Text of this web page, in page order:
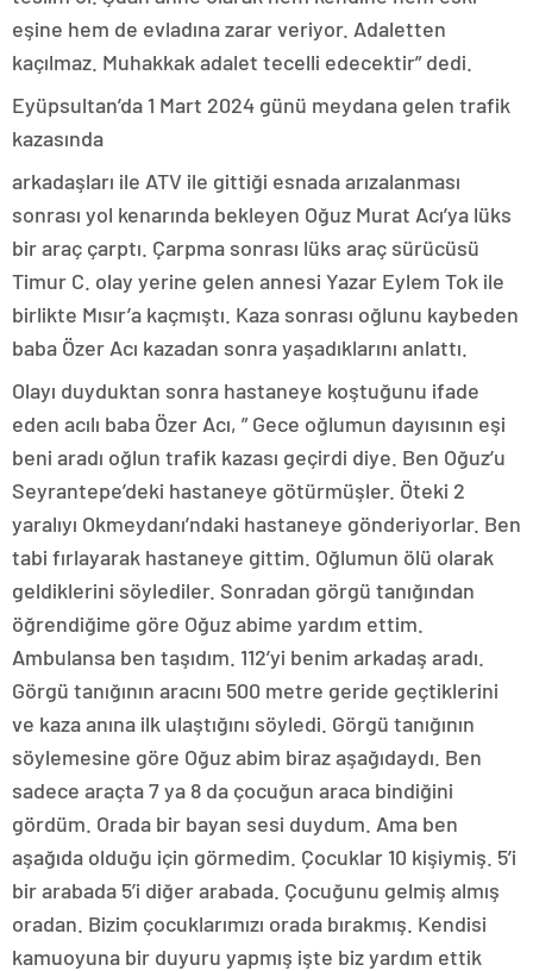
eşine hem de evladına zarar veriyor. Adaletten
kaçılmaz. Muhakkak adalet tecelli edecektir” dedi.
Eyüpsultan’da 1 Mart 2024 günü meydana gelen trafik
kazasında
arkadaşları ile ATV ile gittiği esnada arızalanması
sonrası yol kenarında bekleyen Oğuz Murat Acı’ya lüks
bir araç çarptı. Çarpma sonrası lüks araç sürücüsü
Timur C. olay yerine gelen annesi Yazar Eylem Tok ile
birlikte Mısır’a kaçmıştı. Kaza sonrası oğlunu kaybeden
baba Özer Acı kazadan sonra yaşadıklarını anlattı.
Olayı duyduktan sonra hastaneye koştuğunu ifade
eden acılı baba Özer Acı, ” Gece oğlumun dayısının eşi
beni aradı oğlun trafik kazası geçirdi diye. Ben Oğuz’u
Seyrantepe’deki hastaneye götürmüşler. Öteki 2
yaralıyı Okmeydanı’ndaki hastaneye gönderiyorlar. Ben
tabi fırlayarak hastaneye gittim. Oğlumun ölü olarak
geldiklerini söylediler. Sonradan görgü tanığından
öğrendiğime göre Oğuz abime yardım ettim.
Ambulansa ben taşıdım. 112’yi benim arkadaş aradı.
Görgü tanığının aracını 500 metre geride geçtiklerini
ve kaza anına ilk ulaştığını söyledi. Görgü tanığının
söylemesine göre Oğuz abim biraz aşağıdaydı. Ben
sadece araçta 7 ya 8 da çocuğun araca bindiğini
gördüm. Orada bir bayan sesi duydum. Ama ben
aşağıda olduğu için görmedim. Çocuklar 10 kişiymiş. 5’i
bir arabada 5’i diğer arabada. Çocuğunu gelmiş almış
oradan. Bizim çocuklarımızı orada bırakmış. Kendisi
kamuoyuna bir duyuru yapmış işte biz yardım ettik